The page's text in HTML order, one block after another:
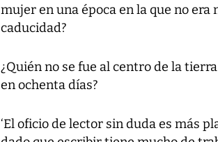
mujer en una época en la que no era
caducidad?
¿Quién no se fue al centro de la
en ochenta días?
‘El oficio de lector sin duda es más